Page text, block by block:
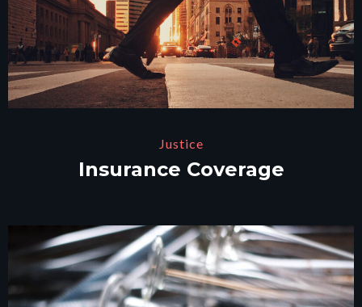
Justice
Insurance Coverage